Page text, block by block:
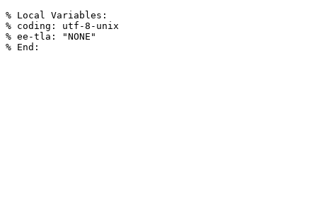
% Local Variables:
% coding: utf-8-unix
% ee-tla: "NONE"